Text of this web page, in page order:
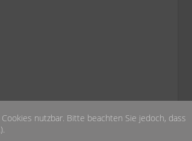
nutzbar. Bitte beachten Sie jedoch, dass